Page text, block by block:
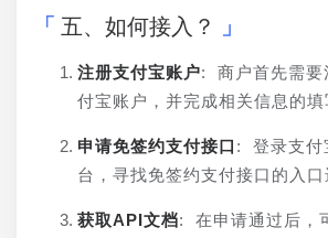
五、如何接入？
注册支付宝账户: 商户首先需要
付宝账户，并完成相关信息的填
申请免签约支付接口 : 登录支付
台，寻找免签约支付接口的入口
获取API文档: 在申请通过后，